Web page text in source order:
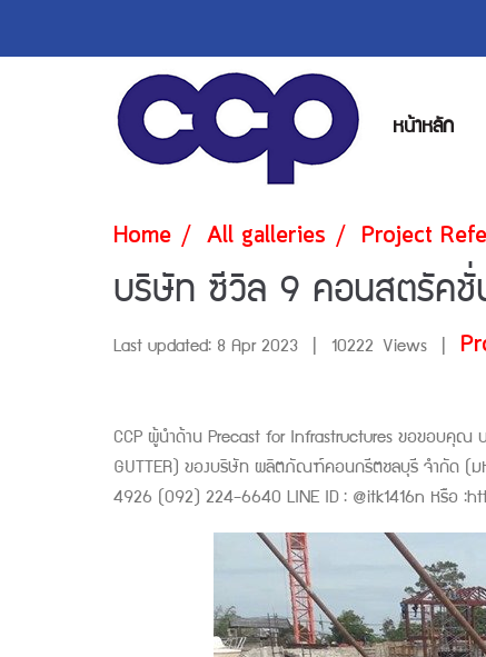
หน้าหลัก
Home All galleries Project
บริษัท ซีวิล 9 คอนสตรัคชั่
Last updated: 8 Apr 2023 10222 Views
CCP ผู้นำด้าน Precast for Infrastructures ขอขอบคุณ บ
GUTTER) ของบริษัท ผลิตภัณฑ์คอนกรีตชลบุรี จำกัด (ม
4926 (092) 224-6640 LINE ID : @itk1416n หรือ